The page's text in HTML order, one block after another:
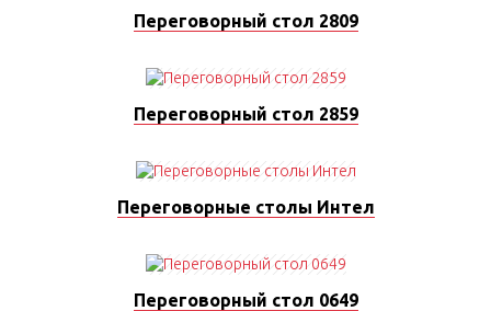
Переговорный стол 2809
Переговорный стол 2859
Переговорные столы Интел
Переговорный стол 0649